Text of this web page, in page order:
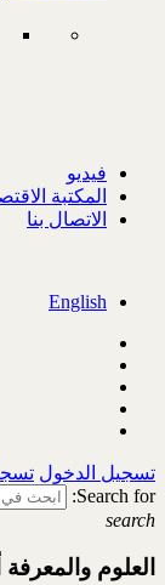
فيديو
المكتبة
الاتصال بنا
English
تسجيل الدخول
Search for:
search
العلوم